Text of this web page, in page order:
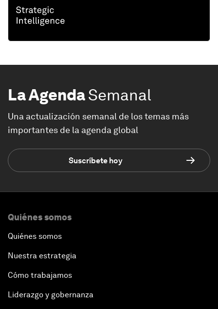
La AgendaSemanal
Una actualización semanal de los temas más
importantes de la agenda global
Suscríbete hoy
Quiénes somos
Quiénes somos
Nuestra estrategia
Cómo trabajamos
Liderazgo y gobernanza